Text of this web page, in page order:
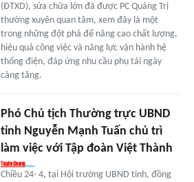
(ĐTXD), sửa chữa lớn đã được PC Quảng Trị
thường xuyên quan tâm, xem đây là một
trong những đột phá để nâng cao chất lượng,
hiệu quả công việc và năng lực vận hành hệ
thống điện, đáp ứng nhu cầu phụ tải ngày
càng tăng.
Phó Chủ tịch Thường trực UBND
tỉnh Nguyễn Mạnh Tuấn chủ trì
làm việc với Tập đoàn Việt Thành
Chiều 24- 4, tại Hội trường UBND tỉnh, đồng